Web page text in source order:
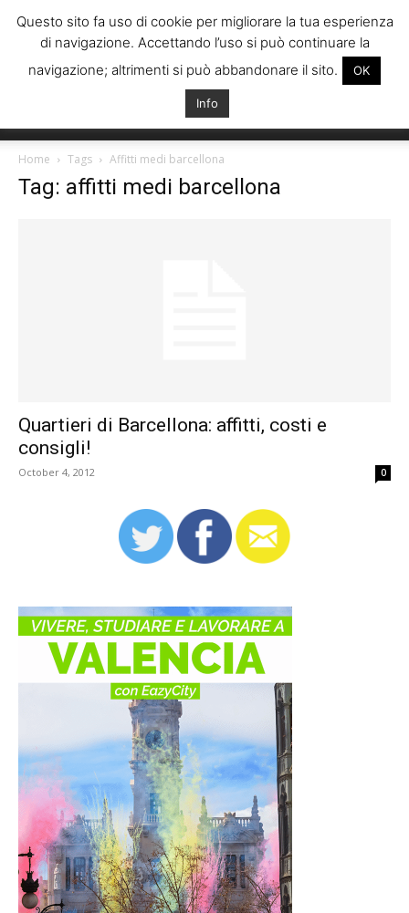
Italiani
Home Tags Affitti medi barcellona
Tag: affitti medi barcellona
Quartieri di Barcellona: affitti, costi e
consigli!
October 4, 2012 0
Questo sito fa uso di cookie per migliorare la tua esperienza
di navigazione. Accettando l’uso si può continuare la
navigazione; altrimenti si può abbandonare il sito.
OK
Info